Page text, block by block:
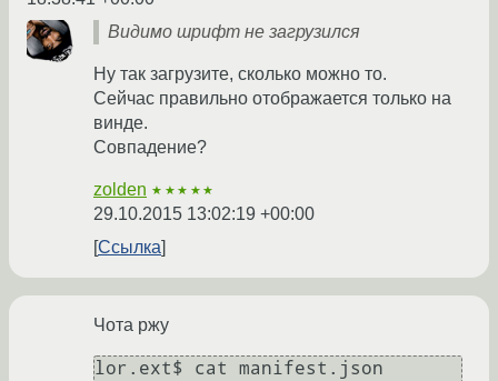
Видимо шрифт не загрузился
Ну так загрузите, сколько можно то.
Сейчас правильно отображается только на
винде.
Совпадение?
zolden ★★★★★
29.10.2015 13:02:19 +00:00
Ссылка
Чота ржу
lor.ext$ cat manifest.json